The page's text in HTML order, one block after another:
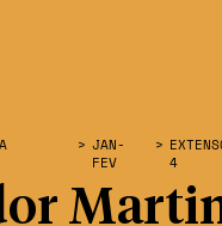
> JAN-
FEV
>
4